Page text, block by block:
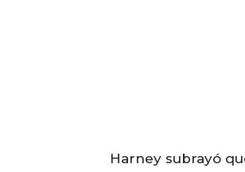
Harney subrayó